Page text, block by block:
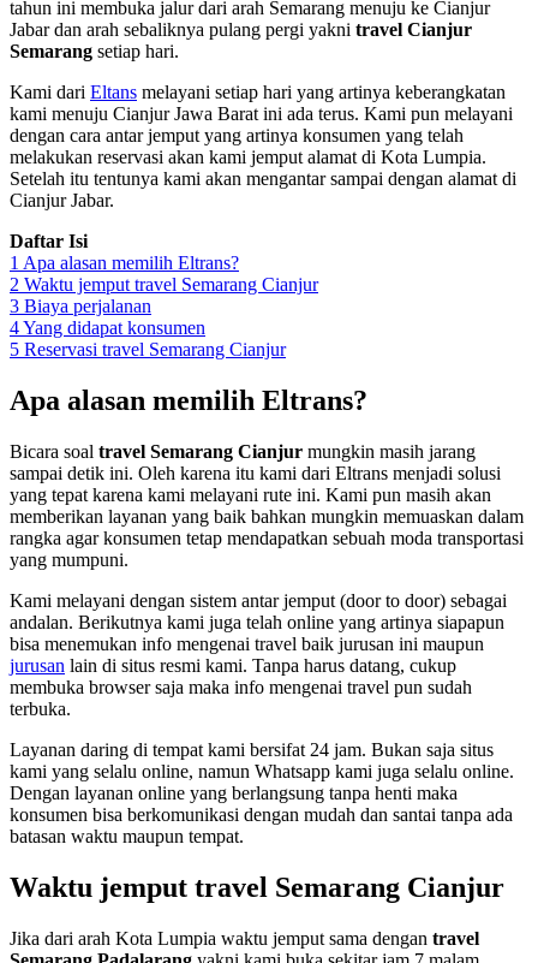
tahun ini membuka jalur dari arah Semarang menuju ke Cianjur
Jabar dan arah sebaliknya pulang pergi yakni travel Cianjur
Semarang setiap hari.
Kami dari Eltans melayani setiap hari yang artinya keberangkatan
kami menuju Cianjur Jawa Barat ini ada terus. Kami pun melayani
dengan cara antar jemput yang artinya konsumen yang telah
melakukan reservasi akan kami jemput alamat di Kota Lumpia.
Setelah itu tentunya kami akan mengantar sampai dengan alamat di
Cianjur Jabar.
Daftar Isi
1 Apa alasan memilih Eltrans?
2 Waktu jemput travel Semarang Cianjur
3 Biaya perjalanan
4Yang didapat konsumen
5 Reservasi travel Semarang Cianjur
Apa alasan memilih Eltrans?
Bicara soal travel Semarang Cianjur mungkin masih jarang
sampai detik ini. Oleh karena itu kami dari Eltrans menjadi solusi
yang tepat karena kami melayani rute ini. Kami pun masih akan
memberikan layanan yang baik bahkan mungkin memuaskan dalam
rangka agar konsumen tetap mendapatkan sebuah moda transportasi
yang mumpuni.
Kami melayani dengan sistem antar jemput (door to door) sebagai
andalan. Berikutnya kami juga telah online yang artinya siapapun
bisa menemukan info mengenai travel baik jurusan ini maupun
jurusan lain di situs resmi kami. Tanpa harus datang, cukup
membuka browser saja maka info mengenai travel pun sudah
terbuka.
Layanan daring di tempat kami bersifat 24 jam. Bukan saja situs
kami yang selalu online, namun Whatsapp kami juga selalu online.
Dengan layanan online yang berlangsung tanpa henti maka
konsumen bisa berkomunikasi dengan mudah dan santai tanpa ada
batasan waktu maupun tempat.
Waktu jemput travel Semarang Cianjur
Jika dari arah Kota Lumpia waktu jemput sama dengan travel